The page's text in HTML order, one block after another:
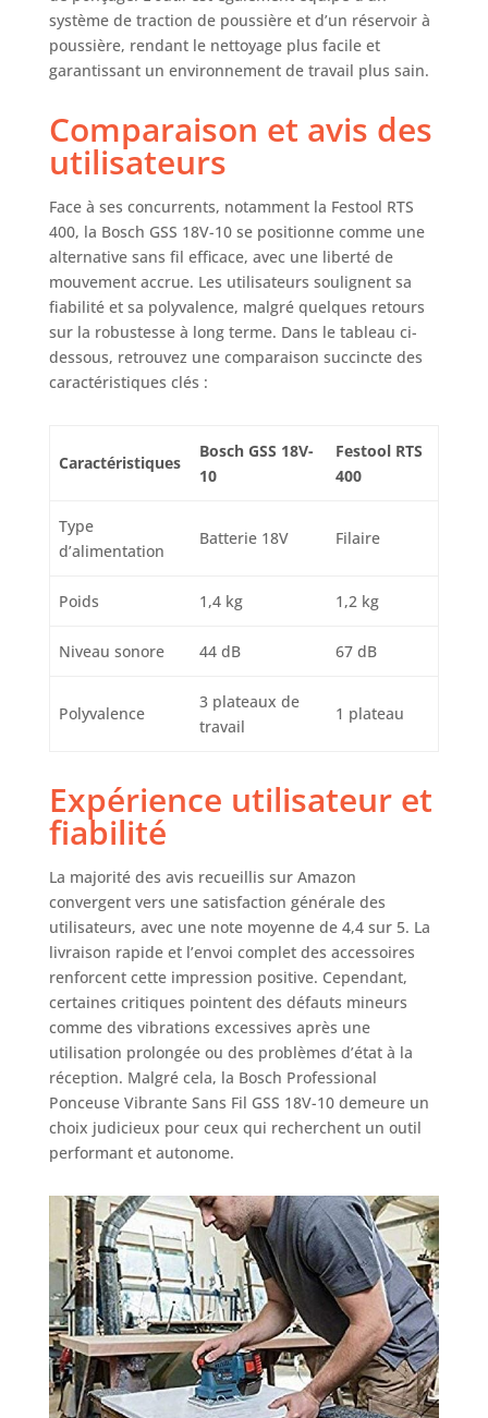
système de traction de poussière et d’un réservoir à
poussière, rendant le nettoyage plus facile et
garantissant un environnement de travail plus sain.
Comparaison et avis des
utilisateurs
Face à ses concurrents, notamment la Festool RTS
400, la Bosch GSS 18V-10 se positionne comme une
alternative sans fil efficace, avec une liberté de
mouvement accrue. Les utilisateurs soulignent sa
fiabilité et sa polyvalence, malgré quelques retours
sur la robustesse à long terme. Dans le tableau ci-
dessous, retrouvez une comparaison succincte des
caractéristiques clés :
Caractéristiques
Bosch GSS 18V-
10
Festool RTS
400
Type
d’alimentation
Batterie 18V Filaire
Poids 1,4 kg 1,2 kg
Niveau sonore 44 dB 67 dB
Polyvalence
3 plateaux de
travail
1 plateau
Expérience utilisateur et
fiabilité
La majorité des avis recueillis sur Amazon
convergent vers une satisfaction générale des
utilisateurs, avec une note moyenne de 4,4 sur 5. La
livraison rapide et l’envoi complet des accessoires
renforcent cette impression positive. Cependant,
certaines critiques pointent des défauts mineurs
comme des vibrations excessives après une
utilisation prolongée ou des problèmes d’état à la
réception. Malgré cela, la Bosch Professional
Ponceuse Vibrante Sans Fil GSS 18V-10 demeure un
choix judicieux pour ceux qui recherchent un outil
performant et autonome.